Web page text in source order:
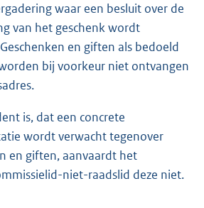
waar een besluit over de
van het geschenk wordt
en giften als bedoeld
bij voorkeur niet ontvangen
is, dat een concrete
wordt verwacht tegenover
en giften, aanvaardt het
niet-raadslid deze niet.